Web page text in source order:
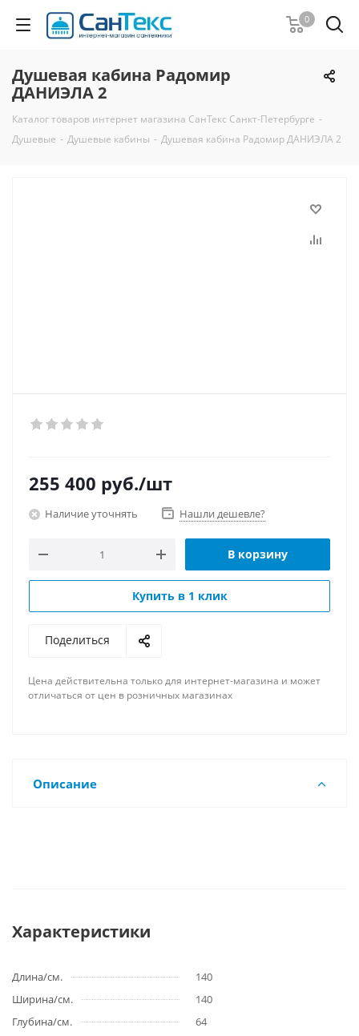
0
Душевая кабина Радомир
ДАНИЭЛА 2
Каталог товаров интернет магазина СанТекс Санкт-Петербурге -
Душевые - Душевые кабины - Душевая кабина Радомир ДАНИЭЛА 2
255 400 руб./шт
Наличие уточнять Нашли дешевле?
В корзину
Купить в 1 клик
Поделиться
Цена действительна только для интернет-магазина и может
отличаться от цен в розничных магазинах
Описание
Характеристики
Длина/см.
140
Ширина/см.
140
Глубина/см.
64